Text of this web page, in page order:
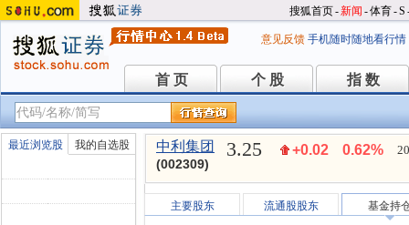
搜狐首页-新闻 -体育-S
意见反馈 手机随时随地看行情
首 页
首 页 个 股
个 股 指 数
指 数
最近浏览股 我的自选股 中利集团
(002309)
3.25 +0.02 0.62%
主要股东 流通股股东 基金持